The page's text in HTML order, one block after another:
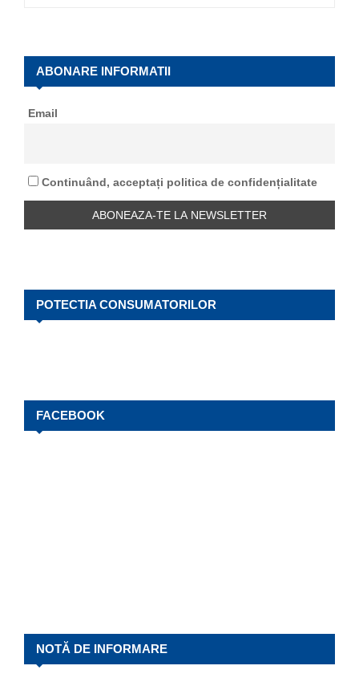
f
E
A
H
ABONARE INFORMATII
Email
Continuând, acceptați politica de confidențialitate
POTECTIA CONSUMATORILOR
FACEBOOK
NOTĂ DE INFORMARE